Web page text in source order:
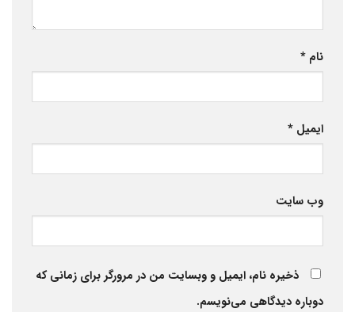
نام *
ایمیل *
وب‌ سایت
ذخیره نام، ایمیل و وبسایت من در مرورگر برای زمانی که
دوباره دیدگاهی می‌نویسم.